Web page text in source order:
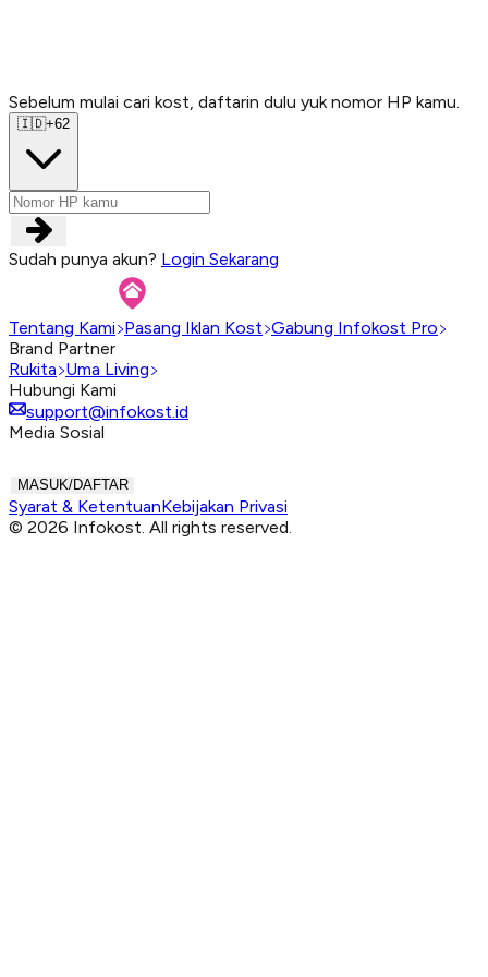
Sebelum mulai cari kost, daftarin dulu yuk nomor HP kamu.
🇮🇩+62
Sudah punya akun? Login Sekarang
Tentang Kami Pasang Iklan Kost Gabung Infokost Pro
Brand Partner
Rukita Uma Living
Hubungi Kami
support@infokost.id
Media Sosial
MASUK/DAFTAR
Syarat & KetentuanKebijakan Privasi
© 2026 Infokost. All rights reserved.